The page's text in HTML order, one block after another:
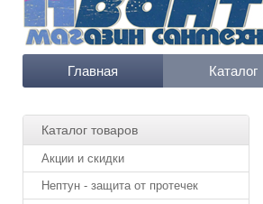
Главная Каталог
Каталог товаров
Акции и скидки
Нептун - защита от протечек